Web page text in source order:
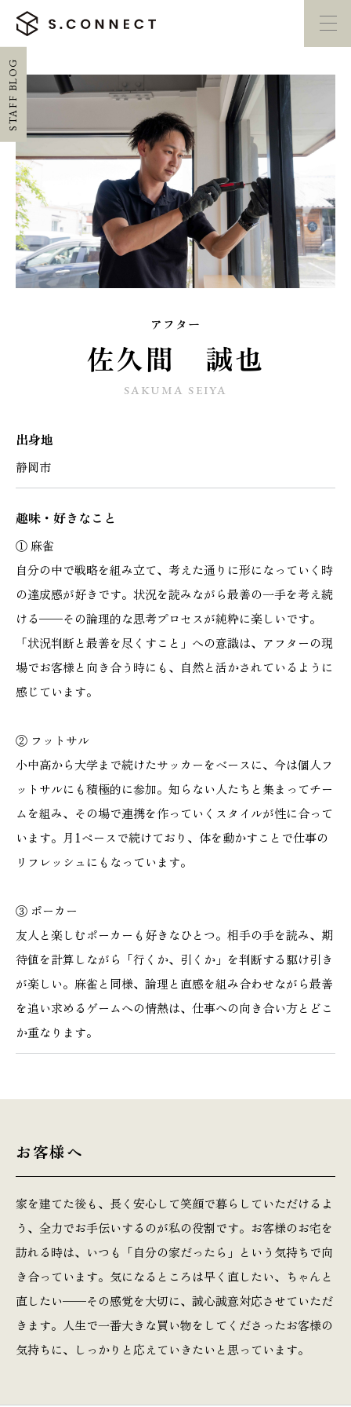
HOME
ホーム
CONCEPT
施工ギャラリー
STAFF BLOG
スタッフブログ
COMPANY
会社情報
ACCESS MAP
アクセスマップ
イベント・見学会 モデルハウス紹介
家づくり勉強会 カタログ請求
本社
053-488-5127
10:00〜19:00 水曜定休
浜松店
053-430-5123
10:00〜19:00 水曜定休
STAFF
BLOG
アフター
佐久間 誠也
SAKUMA SEIYA
出身地
静岡市
趣味・好きなこと
① 麻雀
自分の中で戦略を組み立て、考えた通りに形になっていく時
の達成感が好きです。状況を読みながら最善の一手を考え続
ける——その論理的な思考プロセスが純粋に楽しいです。
「状況判断と最善を尽くすこと」への意識は、アフターの現
場でお客様と向き合う時にも、自然と活かされているように
感じています。
② フットサル
小中高から大学まで続けたサッカーをベースに、今は個人フ
ットサルにも積極的に参加。知らない人たちと集まってチー
ムを組み、その場で連携を作っていくスタイルが性に合って
います。月1ペースで続けており、体を動かすことで仕事の
リフレッシュにもなっています。
③ ポーカー
友人と楽しむポーカーも好きなひとつ。相手の手を読み、期
待値を計算しながら「行くか、引くか」を判断する駆け引き
が楽しい。麻雀と同様、論理と直感を組み合わせながら最善
を追い求めるゲームへの情熱は、仕事への向き合い方とどこ
か重なります。
お客様へ
家を建てた後も、長く安心して笑顔で暮らしていただけるよ
う、全力でお手伝いするのが私の役割です。お客様のお宅を
訪れる時は、いつも「自分の家だったら」という気持ちで向
き合っています。気になるところは早く直したい、ちゃんと
直したい——その感覚を大切に、誠心誠意対応させていただ
きます。人生で一番大きな買い物をしてくださったお客様の
気持ちに、しっかりと応えていきたいと思っています。